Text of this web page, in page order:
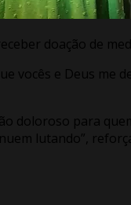
doação de
vocês e Deus me
doloroso para
lutando”,